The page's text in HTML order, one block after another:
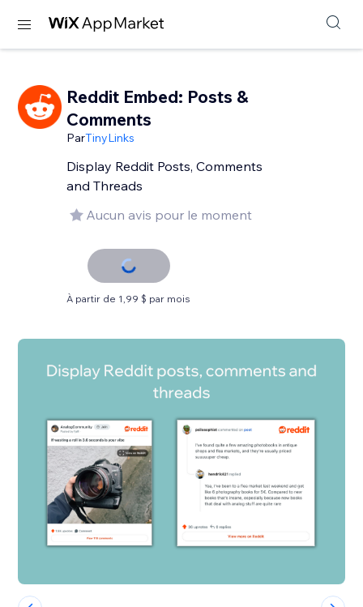
Reddit Embed: Posts &
Comments
ParTinyLinks
Display Reddit Posts, Comments
and Threads
Aucun avis pour le moment
À partir de 1,99 $ par mois